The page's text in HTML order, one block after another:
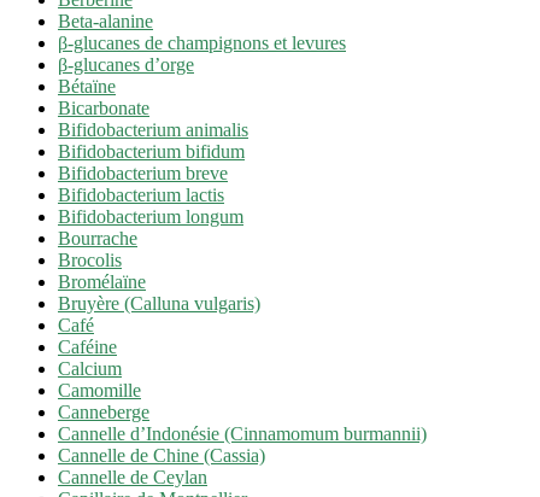
Beta-alanine
β-glucanes de champignons et levures
β-glucanes d’orge
Bétaïne
Bicarbonate
Bifidobacterium animalis
Bifidobacterium bifidum
Bifidobacterium breve
Bifidobacterium lactis
Bifidobacterium longum
Bourrache
Brocolis
Bromélaïne
Bruyère (Calluna vulgaris)
Café
Caféine
Calcium
Camomille
Canneberge
Cannelle d’Indonésie (Cinnamomum burmannii)
Cannelle de Chine (Cassia)
Cannelle de Ceylan